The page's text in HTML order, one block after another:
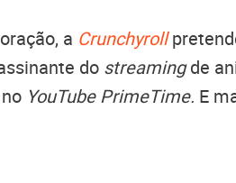
a Crunchyroll
do streamingde
YouTube PrimeTime. E